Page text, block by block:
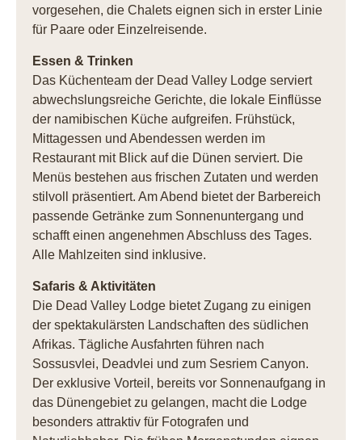
vorgesehen, die Chalets eignen sich in erster Linie
für Paare oder Einzelreisende.
Essen & Trinken
Das Küchenteam der Dead Valley Lodge serviert
abwechslungsreiche Gerichte, die lokale Einflüsse
der namibischen Küche aufgreifen. Frühstück,
Mittagessen und Abendessen werden im
Restaurant mit Blick auf die Dünen serviert. Die
Menüs bestehen aus frischen Zutaten und werden
stilvoll präsentiert. Am Abend bietet der Barbereich
passende Getränke zum Sonnenuntergang und
schafft einen angenehmen Abschluss des Tages.
Alle Mahlzeiten sind inklusive.
Safaris & Aktivitäten
Die Dead Valley Lodge bietet Zugang zu einigen
der spektakulärsten Landschaften des südlichen
Afrikas. Tägliche Ausfahrten führen nach
Sossusvlei, Deadvlei und zum Sesriem Canyon.
Der exklusive Vorteil, bereits vor Sonnenaufgang in
das Dünengebiet zu gelangen, macht die Lodge
besonders attraktiv für Fotografen und